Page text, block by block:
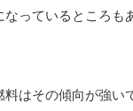
っているところも
はその傾向が強い